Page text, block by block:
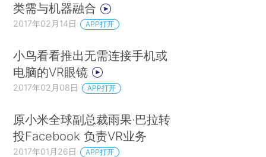
类需与机器融合
2017年02月14日 APP打开
小鸟看看推出无需连接手机或
电脑的VR眼镜
2017年02月08日 APP打开
原小米全球副总裁雨果·巴拉转
投Facebook 负责VR业务
2017年01月26日 APP打开